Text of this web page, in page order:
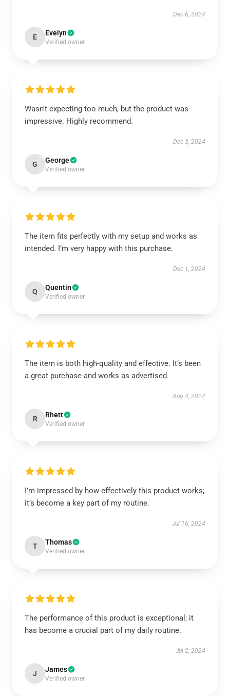
Dec 6, 2024
E Evelyn
Verified owner
Wasn't expecting too much, but the product was
impressive. Highly recommend.
Dec 3, 2024
G George
Verified owner
The item fits perfectly with my setup and works as
intended. I’m very happy with this purchase.
Dec 1, 2024
Q Quentin
Verified owner
The item is both high-quality and effective. It’s been
a great purchase and works as advertised.
Aug 4, 2024
R Rhett
Verified owner
I’m impressed by how effectively this product works;
it’s become a key part of my routine.
Jul 16, 2024
T Thomas
Verified owner
The performance of this product is exceptional; it
has become a crucial part of my daily routine.
Jul 2, 2024
J James
Verified owner